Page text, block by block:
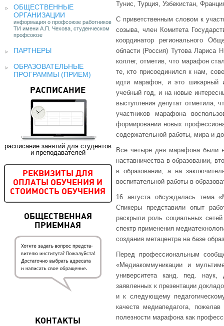
ОБЩЕСТВЕННЫЕ
ОРГАНИЗАЦИИ
информация о профсоюзе работников
ТИ имени А.П. Чехова, студенческом
профсоюзе
ПАРТНЕРЫ
ОБРАЗОВАТЕЛЬНЫЕ
ПРОГРАММЫ (ПРИЕМ)
РАСПИСАНИЕ
расписание занятий для студентов
и преподавателей
РЕКВИЗИТЫ ДЛЯ
ОПЛАТЫ ОБУЧЕНИЯ И
СТОИМОСТЬ ОБУЧЕНИЯ
ОБЩЕСТВЕННАЯ
ПРИЕМНАЯ
КОНТАКТЫ
Тунис, Турция, Узбекистан,
С приветственным словом к
созыва, член Комитета
координатор регионального
области (Россия) Тутова Лариса
коллег, отметив, что марафон
те, кто присоединился к нам,
идти марафон, и это шикарный
учебный год, и на новые
выступления депутат отметила,
участников марафона
формировании новых
содержательной работы, мира и
Все четыре дня марафона были
наставничества в образовании,
в образовании, а на
воспитательной работы в
16 августа обсуждалась тема
Спикеры представили опыт
раскрыли роль социальных
спектр применения
создания метацентра на базе
Перед профессиональным
«Медиакоммуникации и
университета канд. пед.
заявленных к презентации
и к следующему
качеств медиапедагога,
полезности марафона как